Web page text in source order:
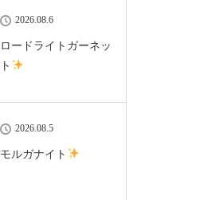
2026.08.6
ロードライトガーネッ
ト
2026.08.5
モルガナイト